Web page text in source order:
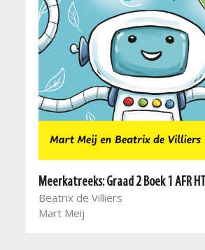
Meerkatreeks: Graad 2 Boek 1 AFR HT
Beatrix de Villiers
Mart Meij